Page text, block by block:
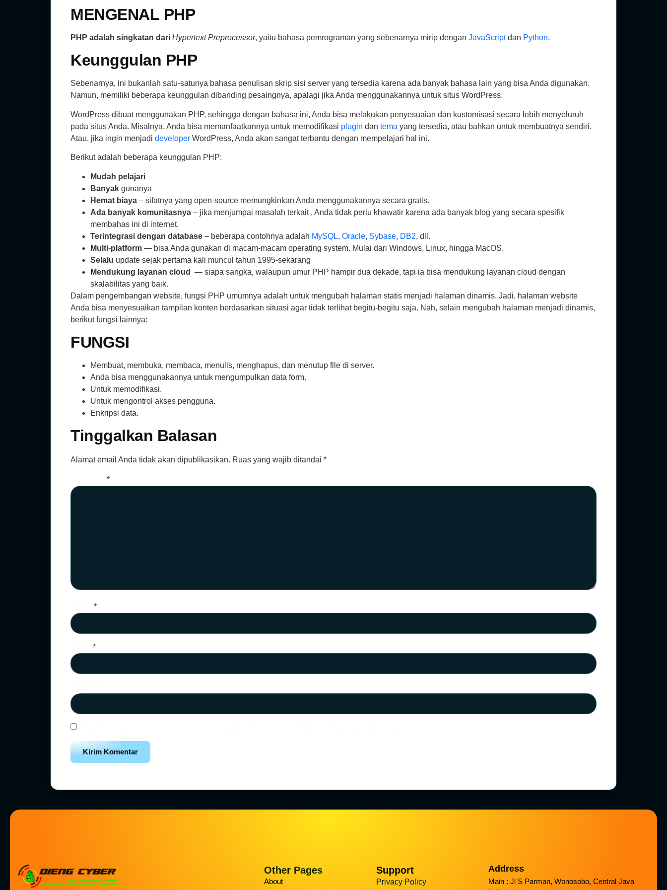
MENGENAL PHP
PHP adalah singkatan dari Hypertext Preprocessor, yaitu bahasa pemrograman yang sebenarnya mirip dengan JavaScriptdan Python.
Keunggulan PHP
Sebenarnya, ini bukanlah satu-satunya bahasa penulisan skrip sisi server yang tersedia karena ada banyak bahasa lain yang bisa Anda digunakan.
Namun, memiliki beberapa keunggulan dibanding pesaingnya, apalagi jika Anda menggunakannya untuk situs WordPress.
WordPress dibuat menggunakan PHP, sehingga dengan bahasa ini, Anda bisa melakukan penyesuaian dan kustomisasi secara lebih menyeluruh
pada situs Anda. Misalnya, Anda bisa memanfaatkannya untuk memodifikasi plugin dan tema yang tersedia, atau bahkan untuk membuatnya sendiri.
Atau, jika ingin menjadi developer WordPress, Anda akan sangat terbantu dengan mempelajari hal ini.
Berikut adalah beberapa keunggulan PHP:
Mudah pelajari
Banyak gunanya
Hemat biaya – sifatnya yang open-source memungkinkan Anda menggunakannya secara gratis.
Ada banyak komunitasnya – jika menjumpai masalah terkait , Anda tidak perlu khawatir karena ada banyak blog yang secara spesifik
membahas ini di internet.
Terintegrasi dengan database – beberapa contohnya adalah MySQL, Oracle, Sybase, DB2, dll.
Multi-platform — bisa Anda gunakan di macam-macam operating system. Mulai dari Windows, Linux, hingga MacOS.
Selalu update sejak pertama kali muncul tahun 1995-sekarang
Mendukung layanan cloud — siapa sangka, walaupun umur PHP hampir dua dekade, tapi ia bisa mendukung layanan cloud dengan
skalabilitas yang baik.
Dalam pengembangan website, fungsi PHP umumnya adalah untuk mengubah halaman statis menjadi halaman dinamis. Jadi, halaman website
Anda bisa menyesuaikan tampilan konten berdasarkan situasi agar tidak terlihat begitu-begitu saja. Nah, selain mengubah halaman menjadi dinamis,
berikut fungsi lainnya:
FUNGSI
Membuat, membuka, membaca, menulis, menghapus, dan menutup file di server.
Anda bisa menggunakannya untuk mengumpulkan data form.
Untuk memodifikasi.
Untuk mengontrol akses pengguna.
Enkripsi data.
Tinggalkan Balasan
Alamat email Anda tidak akan dipublikasikan. Ruas yang wajib ditandai *
*
*
*
Other Pages
About
Support
Privacy Policy
Address
Main : Jl S Parman, Wonosobo, Central Java